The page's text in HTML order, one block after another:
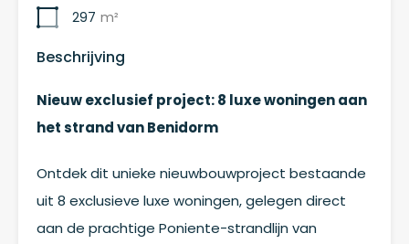
297 m²
Beschrijving
Nieuw exclusief project: 8 luxe woningen aan
het strand van Benidorm
Ontdek dit unieke nieuwbouwproject bestaande
uit 8 exclusieve luxe woningen, gelegen direct
aan de prachtige Poniente-strandlijn van